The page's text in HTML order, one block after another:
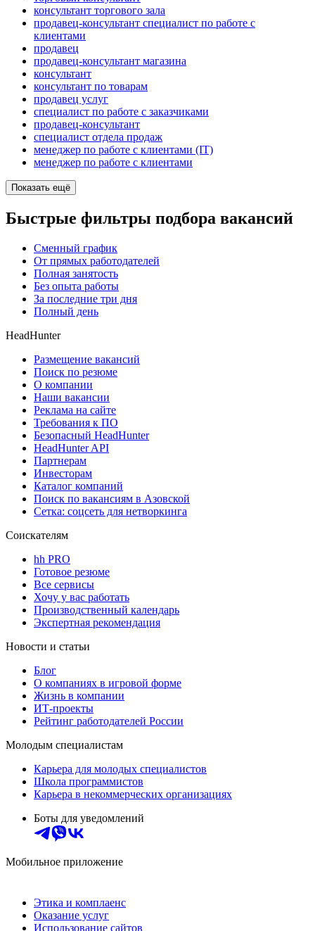
консультант торгового зала
продавец-консультант специалист по работе с
клиентами
продавец
продавец-консультант магазина
консультант
консультант по товарам
продавец услуг
специалист по работе с заказчиками
продавец-консультант
специалист отдела продаж
менеджер по работе с клиентами (IT)
менеджер по работе с клиентами
Показать ещё
Быстрые фильтры подбора вакансий
Сменный график
От прямых работодателей
Полная занятость
Без опыта работы
За последние три дня
Полный день
HeadHunter
Размещение вакансий
Поиск по резюме
О компании
Наши вакансии
Реклама на сайте
Требования к ПО
Безопасный HeadHunter
HeadHunter API
Партнерам
Инвесторам
Каталог компаний
Поиск по вакансиям в Азовской
Сетка: соцсеть для нетворкинга
Соискателям
hh PRO
Готовое резюме
Все сервисы
Хочу у вас работать
Производственный календарь
Экспертная рекомендация
Новости и статьи
Блог
О компаниях в игровой форме
Жизнь в компании
ИТ-проекты
Рейтинг работодателей России
Молодым специалистам
Карьера для молодых специалистов
Школа программистов
Карьера в некоммерческих организациях
Боты для уведомлений
Мобильное приложение
Этика и комплаенс
Оказание услуг
Использование сайтов